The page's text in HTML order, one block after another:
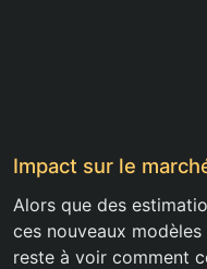
Impact sur le
Alors que des
ces nouveaux
reste à voir comment